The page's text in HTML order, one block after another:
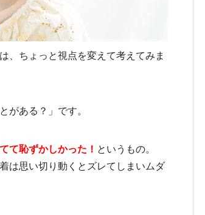
、ちょっと視点を変えて考えてみま
がある？」です。
て恥ずかしかった！ というもの。
は思い切り動くとズレてしまいムダ